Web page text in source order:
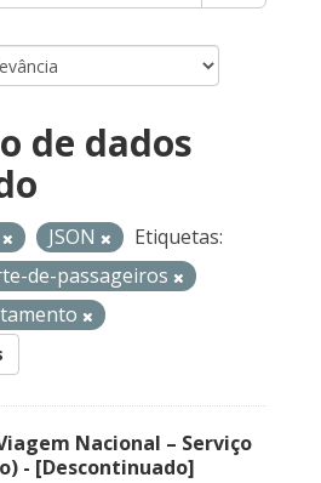
de dados
JSON
Etiquetas:
de-passageiros
Nacional – Serviço
- [Descontinuado]